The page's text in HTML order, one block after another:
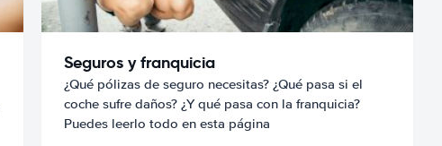
Seguros y franquicia
¿Qué pólizas de seguro necesitas? ¿Qué pasa si el
coche sufre daños? ¿Y qué pasa con la franquicia?
Puedes leerlo todo en esta página